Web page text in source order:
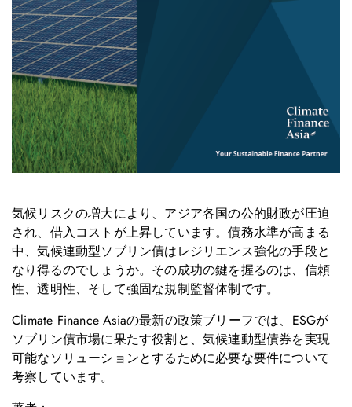
気候リスクの増大により、アジア各国の公的財政が圧迫
され、借入コストが上昇しています。債務水準が高まる
中、気候連動型ソブリン債はレジリエンス強化の手段と
なり得るのでしょうか。その成功の鍵を握るのは、信頼
性、透明性、そして強固な規制監督体制です。
Climate Finance Asiaの最新の政策ブリーフでは、ESGが
ソブリン債市場に果たす役割と、気候連動型債券を実現
可能なソリューションとするために必要な要件について
考察しています。